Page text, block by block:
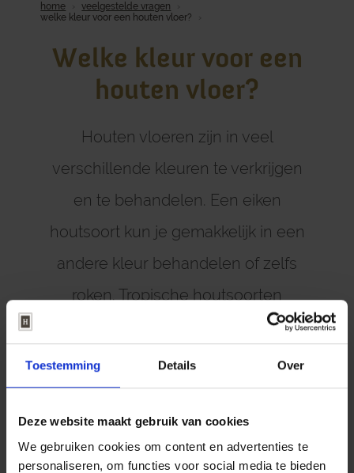
Toestemming Details Over
Deze website maakt gebruik van cookies
We gebruiken cookies om content en advertenties te
personaliseren, om functies voor social media te bieden
home
veelgestelde vragen
welke kleur voor een houten vloer?
Welke kleur voor een
houten vloer?
Houten vloeren zijn in veel
verschillende kleuren te verkrijgen
en te behandelen. Een eiken
houtsoort kun je gemakkelijk in een
andere kleur behandelen of zelfs
roken. Tropische houtsoorten
daarentegen zijn over het algemeen
alleen te behandelen met olie of lak
zonder kleur. Houd er ook rekening
mee dat als je een tropische
houtsoort lakt, deze lichter uitvalt dan